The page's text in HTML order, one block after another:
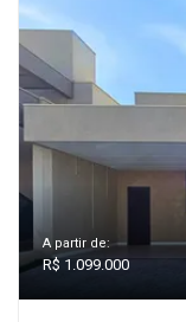
A partir de:
R$ 1.099.000